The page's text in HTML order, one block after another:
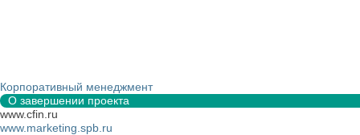
Корпоративный менеджмент
О завершении проекта
www.cfin.ru
www.marketing.spb.ru